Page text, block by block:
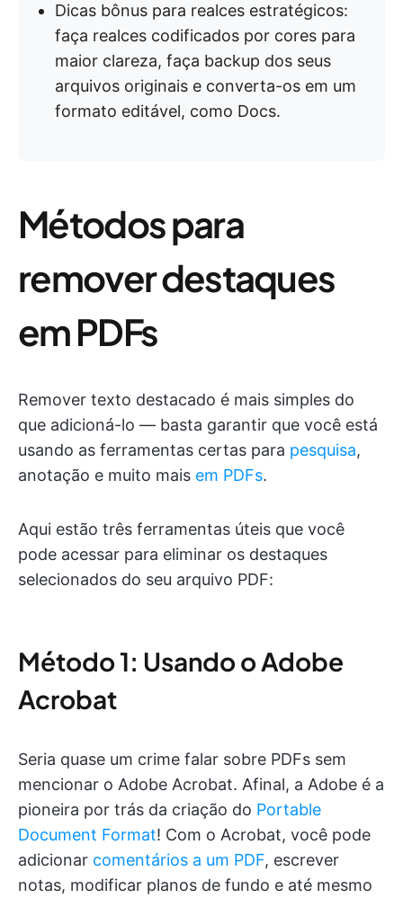
Dicas bônus para realces estratégicos:
faça realces codificados por cores para
maior clareza, faça backup dos seus
arquivos originais e converta-os em um
formato editável, como Docs.
Métodos para
remover destaques
em PDFs
Remover texto destacado é mais simples do
que adicioná-lo — basta garantir que você está
usando as ferramentas certas para pesquisa,
anotação e muito mais em PDFs.
Aqui estão três ferramentas úteis que você
pode acessar para eliminar os destaques
selecionados do seu arquivo PDF:
Método 1: Usando o Adobe
Acrobat
Seria quase um crime falar sobre PDFs sem
mencionar o Adobe Acrobat. Afinal, a Adobe é a
pioneira por trás da criação do Portable
Document Format! Com o Acrobat, você pode
adicionar comentários a um PDF, escrever
notas, modificar planos de fundo e até mesmo